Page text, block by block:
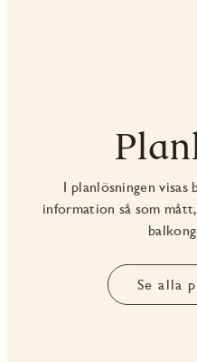
I planlösningen visas
information så som
Se alla